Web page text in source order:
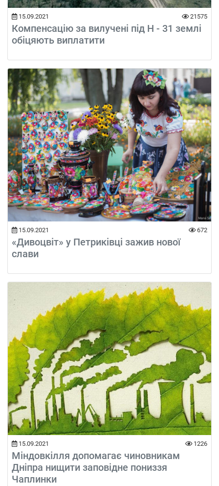
15.09.2021 21575
Компенсацію за вилучені під Н - 31 землі
обіцяють виплатити
15.09.2021 672
«Дивоцвіт» у Петриківці зажив нової
слави
15.09.2021 1226
Міндовкілля допомагає чиновникам
Дніпра нищити заповідне пониззя
Чаплинки